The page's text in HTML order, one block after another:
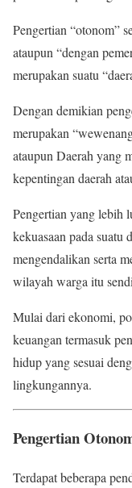
Pengertian “otonom”
ataupun “dengan
merupakan suatu
Dengan demikian
merupakan
ataupun Daerah yang
kepentingan daerah
Pengertian yang lebih
kekuasaan pada suatu
mengendalikan serta
wilayah warga itu
Mulai dari ekonomi,
keuangan termasuk
hidup yang sesuai
lingkungannya.
Pengertian
Terdapat beberapa